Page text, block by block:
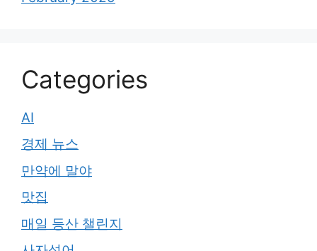
Categories
AI
경제 뉴스
만약에 말야
맛집
매일 등산 챌린지